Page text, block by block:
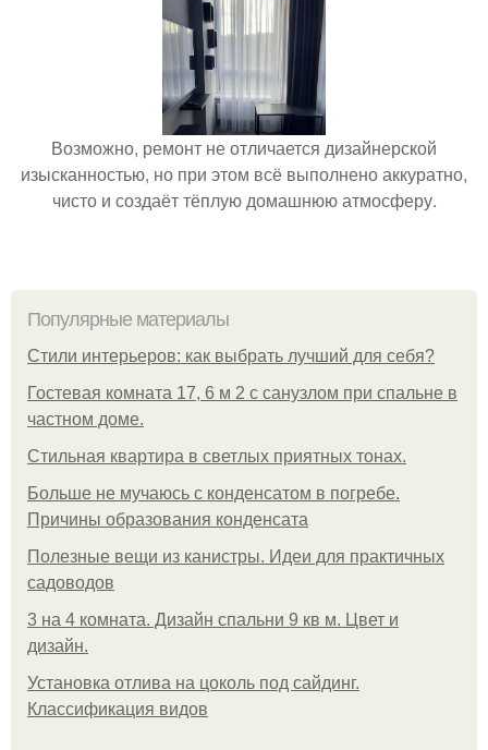
Возможно, ремонт не отличается дизайнерской
изысканностью, но при этом всё выполнено аккуратно,
чисто и создаёт тёплую домашнюю атмосферу.
Популярные материалы
Стили интерьеров: как выбрать лучший для себя?
Гостевая комната 17, 6 м 2 с санузлом при спальне в
частном доме.
Стильная квартира в светлых приятных тонах.
Больше не мучаюсь с конденсатом в погребе.
Причины образования конденсата
Полезные вещи из канистры. Идеи для практичных
садоводов
3 на 4 комната. Дизайн спальни 9 кв м. Цвет и
дизайн.
Установка отлива на цоколь под сайдинг.
Классификация видов